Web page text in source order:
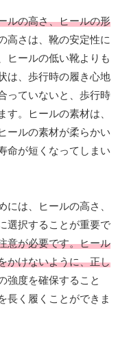
ルの高さ、ヒールの形
高さは、靴の安定性に
ヒールの低い靴よりも
は、歩行時の履き心地
っていないと、歩行時
。ヒールの素材は、
ールの素材が柔らかい
命が短くなってしまい
は、ヒールの高さ、
選択することが重要で
意が必要です。ヒール
かけないように、正し
強度を確保すること
長く履くことができま